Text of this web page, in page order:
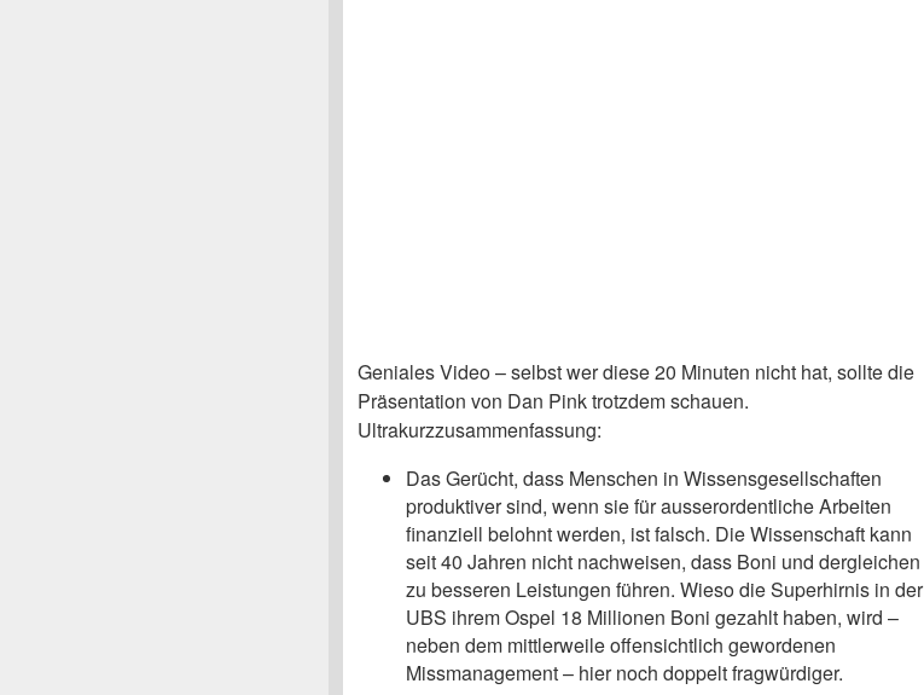
Geniales Video – selbst wer diese 20 Minuten nicht hat, sollte die
Präsentation von Dan Pink trotzdem schauen.
Ultrakurzzusammenfassung:
Das Gerücht, dass Menschen in Wissensgesellschaften
produktiver sind, wenn sie für ausserordentliche Arbeiten
finanziell belohnt werden, ist falsch. Die Wissenschaft kann
seit 40 Jahren nicht nachweisen, dass Boni und dergleichen
zu besseren Leistungen führen. Wieso die Superhirnis in der
UBS ihrem Ospel 18 Millionen Boni gezahlt haben, wird –
neben dem mittlerweile offensichtlich gewordenen
Missmanagement – hier noch doppelt fragwürdiger.